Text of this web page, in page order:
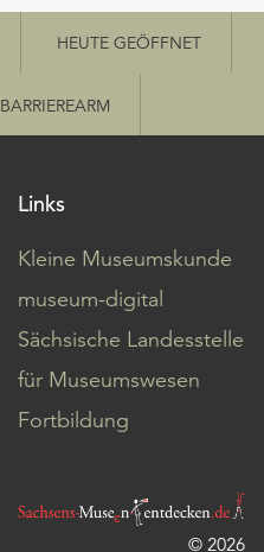
HEUTE GEÖFFNET
BARRIEREARM
Links
Kleine Museumskunde
museum-digital
Sächsische Landesstelle
für Museumswesen
Fortbildung
© 2026